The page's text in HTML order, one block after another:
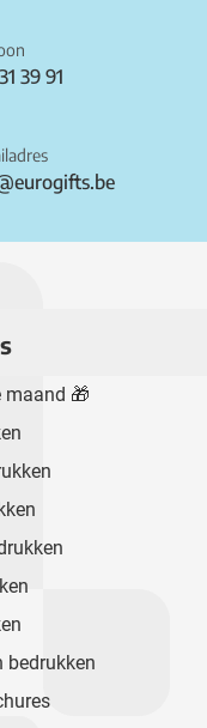
39 91
maand 🎁
bedrukken